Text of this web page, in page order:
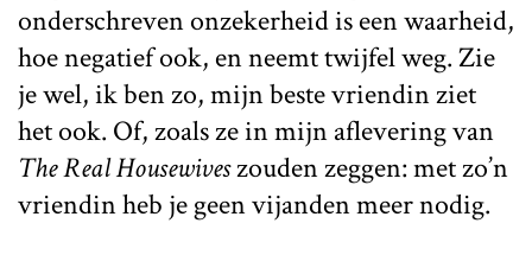
onderschreven onzekerheid is een waarheid,
hoe negatief ook, en neemt twijfel weg. Zie
je wel, ik ben zo, mijn beste vriendin ziet
het ook. Of, zoals ze in mijn aflevering van
The Real Housewiveszouden zeggen: met zo’n
vriendin heb je geen vijanden meer nodig.